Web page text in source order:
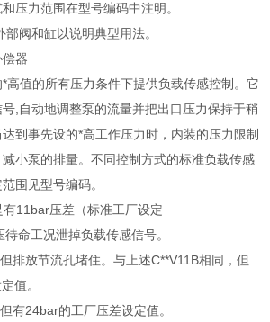
压力范围在型号编码中注明。
阀和缸以说明典型用法。
器
高值的所有压力条件下提供负载传感控制。它
,自动地调整泵的流量并把出口压力保持于稍
到事先设的*高工作压力时，内装的压力限制
小泵的排量。不同控制方式的标准负载传感
围见型号编码。
11bar压差（标准工厂设定
命工况泄掉负载传感信号。
排放节流孔堵住。与上述C**V11B相同，但
值。
有24bar的工厂压差设定值。